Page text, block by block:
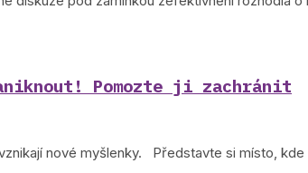
Pomozte ji zachránit
nové myšlenky. Představte si místo,